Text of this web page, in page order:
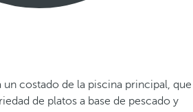
costado de la piscina principal, que
de platos a base de pescado y